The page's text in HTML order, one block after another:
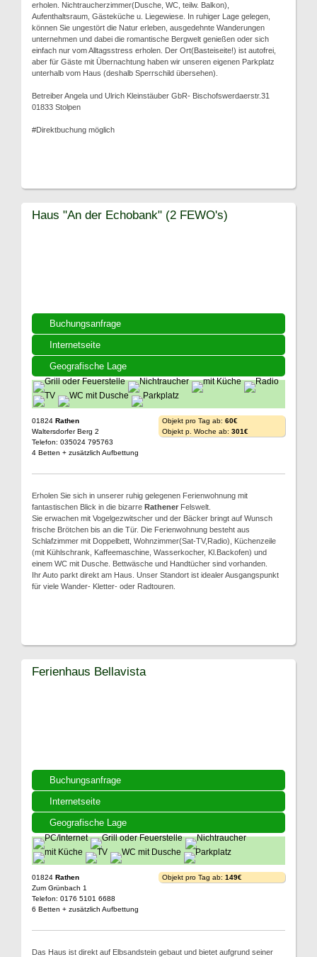
erholen. Nichtraucherzimmer(Dusche, WC, teilw. Balkon),
Aufenthaltsraum, Gästeküche u. Liegewiese. In ruhiger Lage gelegen,
können Sie ungestört die Natur erleben, ausgedehnte Wanderungen
unternehmen und dabei die romantische Bergwelt genießen oder sich
einfach nur vom Alltagsstress erholen. Der Ort(Basteiseite!) ist autofrei,
aber für Gäste mit Übernachtung haben wir unseren eigenen Parkplatz
unterhalb vom Haus (deshalb Sperrschild übersehen).
Betreiber Angela und Ulrich Kleinstäuber GbR- Bischofswerdaerstr.31
01833 Stolpen
#Direktbuchung möglich
Buchungsanfrage
Internetseite
Geografische Lage
Haus "An der Echobank" (2 FEWO's)
01824 Rathen
Waltersdorfer Berg 2
Telefon: 035024 795763
4 Betten + zusätzlich Aufbettung
Objekt pro Tag ab: 60€
Objekt p. Woche ab: 301€
Erholen Sie sich in unserer ruhig gelegenen Ferienwohnung mit
fantastischen Blick in die bizarre Rathener Felswelt.
Sie erwachen mit Vogelgezwitscher und der Bäcker bringt auf Wunsch
frische Brötchen bis an die Tür. Die Ferienwohnung besteht aus
Schlafzimmer mit Doppelbett, Wohnzimmer(Sat-TV,Radio), Küchenzeile
(mit Kühlschrank, Kaffeemaschine, Wasserkocher, Kl.Backofen) und
einem WC mit Dusche. Bettwäsche und Handtücher sind vorhanden.
Ihr Auto parkt direkt am Haus. Unser Standort ist idealer Ausgangspunkt
für viele Wander- Kletter- oder Radtouren.
Buchungsanfrage
Internetseite
Geografische Lage
Ferienhaus Bellavista
01824 Rathen
Zum Grünbach 1
Telefon: 0176 5101 6688
6 Betten + zusätzlich Aufbettung
Objekt pro Tag ab: 149€
Das Haus ist direkt auf Elbsandstein gebaut und bietet aufgrund seiner